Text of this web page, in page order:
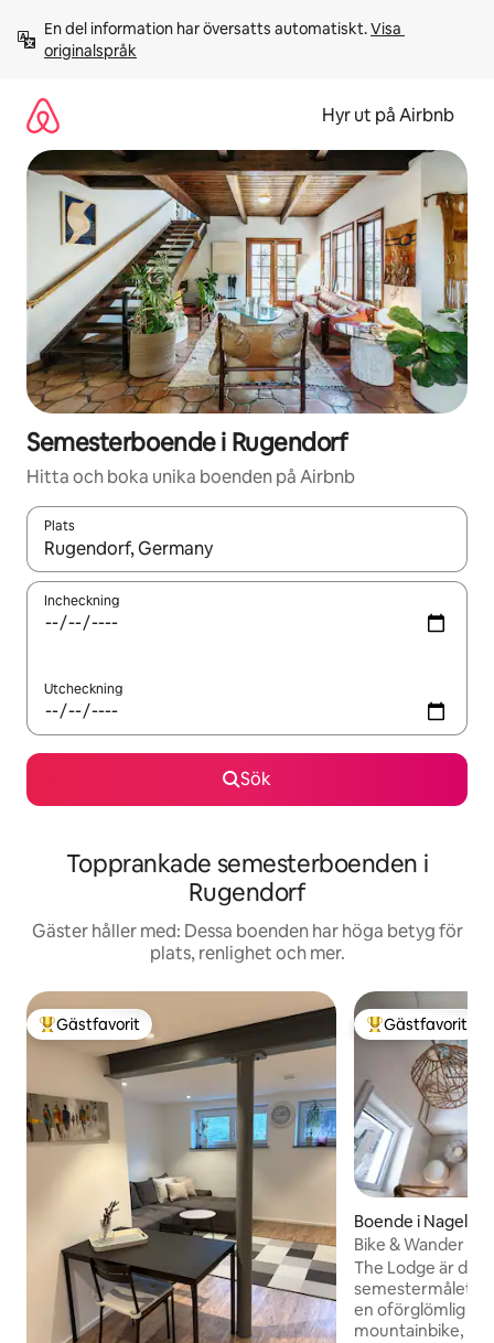
innehåll
En del information har översatts automatiskt. Visa
originalspråk
Hyr ut på Airbnb
Semesterboende i Rugendorf
Hitta och boka unika boenden på Airbnb
Plats
När resultaten är tillgängliga kan du navigera med upp- och
Incheckning
Utcheckning
Sök
Topprankade semesterboenden i
Rugendorf
Gäster håller med: Dessa boenden har höga betyg för
plats, renlighet och mer.
Populär gästfavorit
Gästfavorit Populär
Gästfavorit
Boende i Nagel
Bike & Wander
nära sjö och golf
The Lodge är det
semestermålet
en oförglömlig
mountainbike,